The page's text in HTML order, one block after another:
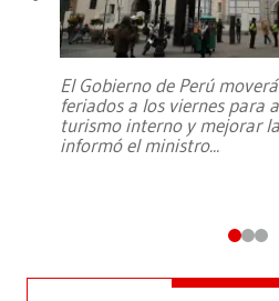
El Gobierno de Perú
feriados a los viernes para
turismo interno y mejorar
informó el ministro...